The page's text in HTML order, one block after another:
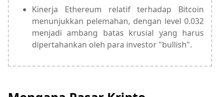
Kinerja Ethereum relatif terhadap Bitcoin
menunjukkan pelemahan, dengan level 0.032
menjadi ambang batas krusial yang harus
dipertahankan oleh para investor "bullish".